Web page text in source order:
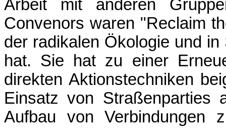
Arbeit mit anderen
Convenors waren "Reclaim
der radikalen Ökologie und
hat. Sie hat zu einer
direkten Aktionstechniken
Einsatz von Straßenparties
Aufbau von Verbindungen